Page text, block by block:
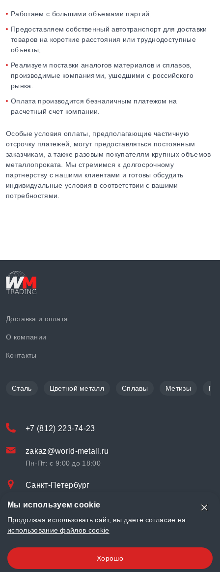
Работаем с большими объемами партий.
Предоставляем собственный автотранспорт для доставки
товаров на короткие расстояния или труднодоступные
объекты;
Реализуем поставки аналогов материалов и сплавов,
производимые компаниями, ушедшими с российского
рынка.
Оплата производится безналичным платежом на
расчетный счет компании.
Особые условия оплаты, предполагающие частичную
отсрочку платежей, могут предоставляться постоянным
заказчикам, а также разовым покупателям крупных объемов
металлопроката. Мы стремимся к долгосрочному
партнерству с нашими клиентами и готовы обсудить
индивидуальные условия в соответствии с вашими
потребностями.
Доставка и оплата
О компании
Контакты
Сталь Цветной металл Сплавы Метизы
+7 (812) 223-74-23
zakaz@world-metall.ru
Пн-Пт: с 9:00 до 18:00
Санкт-Петербург
© «World Metall» 2025, Разработка и комплексное продвижение
"LCAgency"
Мы используем cookie
Продолжая использовать сайт, вы даете согласие на
использование файлов cookie
Хорошо